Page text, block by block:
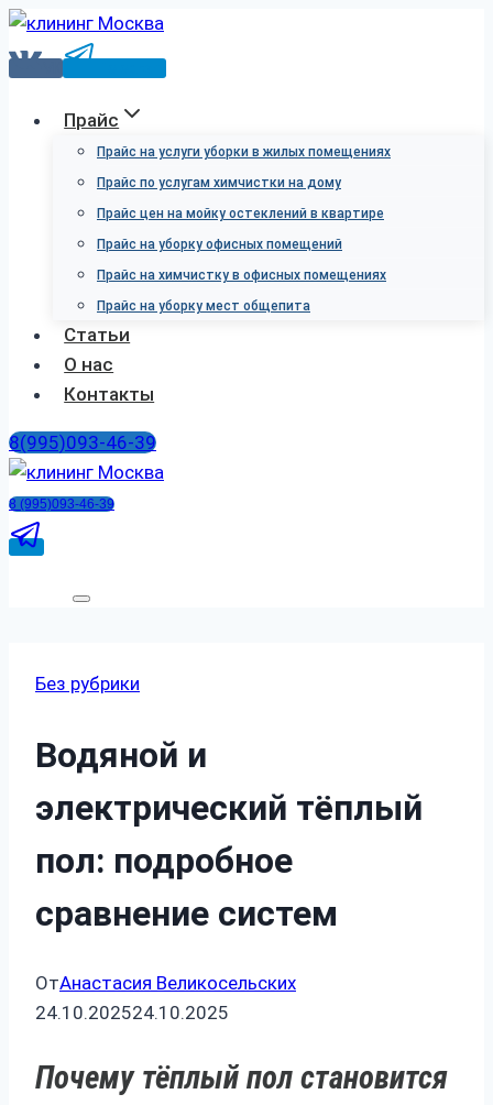
Перейти
к
содержимому
Прайс
Прайс на услуги уборки в жилых помещениях
Прайс по услугам химчистки на дому
Прайс цен на мойку остеклений в квартире
Прайс на уборку офисных помещений
Прайс на химчистку в офисных помещениях
Прайс на уборку мест общепита
Статьи
О нас
Контакты
8(995)093-46-39
8 (995)093-46-39
Без рубрики
Водяной и
электрический тёплый
пол: подробное
сравнение систем
ОтАнастасия Великосельских
24.10.202524.10.2025
Почему тёплый пол становится